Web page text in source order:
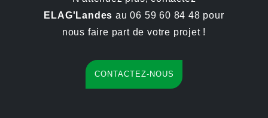
ELAG'Landes au 06 59 60 84 48 pour
nous faire part de votre projet !
CONTACTEZ-NOUS